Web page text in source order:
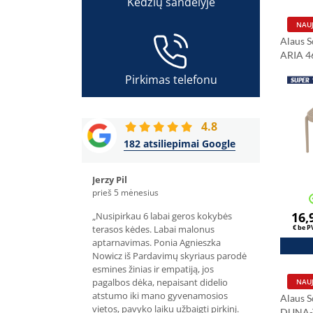
Pirkimas telefonu
4.8
182 atsiliepimai Google
Jerzy Pil
prieš 5 mėnesius
„Nusipirkau 6 labai geros kokybės
terasos kėdes. Labai malonus
aptarnavimas. Ponia Agnieszka
Nowicz iš Pardavimų skyriaus parodė
esmines žinias ir empatiją, jos
pagalbos dėka, nepaisant didelio
atstumo iki mano gyvenamosios
vietos, pavyko laiku užbaigti pirkinį.
prieš 4
„Prieš keletą
Herman
vis dar yra
savo
patenkinti
labai svarbu
lankstome ir
Alaus
ARIA
€ be
Alaus